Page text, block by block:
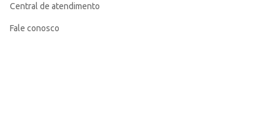
Central de atendimento
Fale conosco